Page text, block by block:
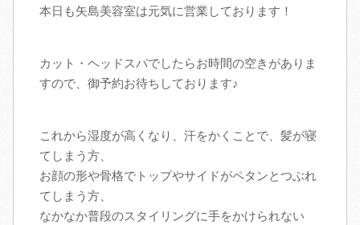
クーポン／料金表
スタッフ紹介
スタッフ募集
ブログ
本日も矢島美容室は元気に営業しております！
カット・ヘッドスパでしたらお時間の空きがありま
すので、御予約お待ちしております♪
これから湿度が高くなり、汗をかくことで、髪が寝
てしまう方、
お顔の形や骨格でトップやサイドがペタンとつぶれ
てしまう方、
なかなか普段のスタイリングに手をかけられない